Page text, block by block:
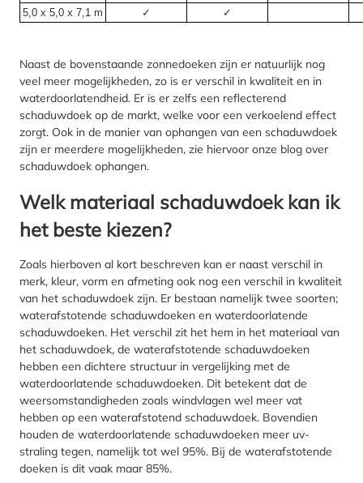
5,0 x 5,0 x 7,1 m
✓ ✓
Naast de bovenstaande zonnedoeken zijn er natuurlijk nog
veel meer mogelijkheden, zo is er verschil in kwaliteit en in
waterdoorlatendheid. Er is er zelfs een reflecterend
schaduwdoek op de markt, welke voor een verkoelend effect
zorgt. Ook in de manier van ophangen van een schaduwdoek
zijn er meerdere mogelijkheden, zie hiervoor onze blog over
schaduwdoek ophangen.
Welk materiaal schaduwdoek kan ik
het beste kiezen?
Zoals hierboven al kort beschreven kan er naast verschil in
merk, kleur, vorm en afmeting ook nog een verschil in kwaliteit
van het schaduwdoek zijn. Er bestaan namelijk twee soorten;
waterafstotende schaduwdoeken en waterdoorlatende
schaduwdoeken. Het verschil zit het hem in het materiaal van
het schaduwdoek, de waterafstotende schaduwdoeken
hebben een dichtere structuur in vergelijking met de
waterdoorlatende schaduwdoeken. Dit betekent dat de
weersomstandigheden zoals windvlagen wel meer vat
hebben op een waterafstotend schaduwdoek. Bovendien
houden de waterdoorlatende schaduwdoeken meer uv-
straling tegen, namelijk tot wel 95%. Bij de waterafstotende
doeken is dit vaak maar 85%.